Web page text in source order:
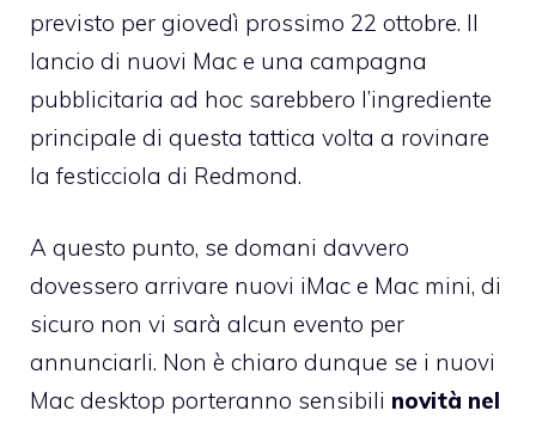
previsto per giovedì prossimo 22 ottobre. Il
lancio di nuovi Mac e una campagna
pubblicitaria ad hoc sarebbero l’ingrediente
principale di questa tattica volta a rovinare
la festicciola di Redmond.
A questo punto, se domani davvero
dovessero arrivare nuovi iMac e Mac mini, di
sicuro non vi sarà alcun evento per
annunciarli. Non è chiaro dunque se i nuovi
Mac desktop porteranno sensibili novità nel